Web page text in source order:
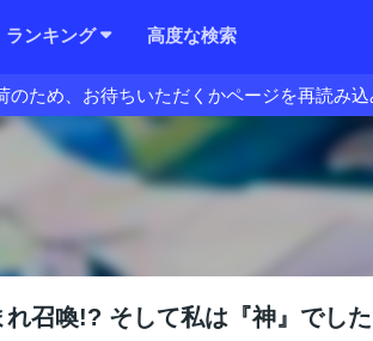
ランキング 高度な検索
のため、お待ちいただくかページを再読み
れ召喚!? そして私は『神』でし